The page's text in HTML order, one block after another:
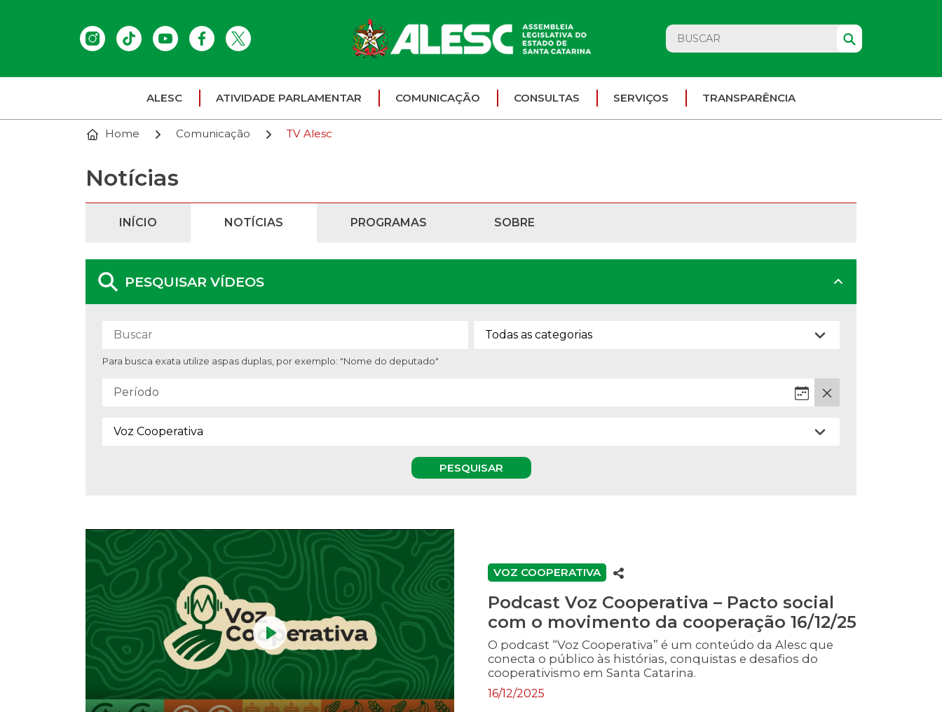
ALESC ATIVIDADE PARLAMENTAR COMUNICAÇÃO CONSULTAS SERVIÇOS TRANSPARÊNCIA
Home Comunicação TV Alesc
Notícias
INÍCIO NOTÍCIAS PROGRAMAS SOBRE
PESQUISAR VÍDEOS
Para busca exata utilize aspas duplas, por exemplo: "Nome do deputado"
PESQUISAR
Play
VOZ COOPERATIVA
Podcast Voz Cooperativa – Pacto social
com o movimento da cooperação 16/12/25
O podcast “Voz Cooperativa” é um conteúdo da Alesc que
conecta o público às histórias, conquistas e desafios do
cooperativismo em Santa Catarina.
16/12/2025